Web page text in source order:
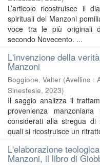
L’articolo ricostruisce il
spirituali del Manzoni
voce tra le più originali
secondo Novecento. ...
L'invenzione della
Manzoni
Boggione, Valter (Avellino :
Sinestesie, 2023)
Il saggio analizza il
provenienza
considerati alla stregua
quali si ricostruisce un
L'elaborazione
Manzoni, il libro di